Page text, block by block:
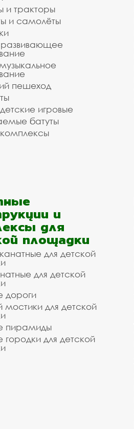
и тракторы
и самолёты
пешеход
игровые
батуты
и
для
площадки
для детской
для детской
дороги
мостики для детской
пирамиды
городки для детской